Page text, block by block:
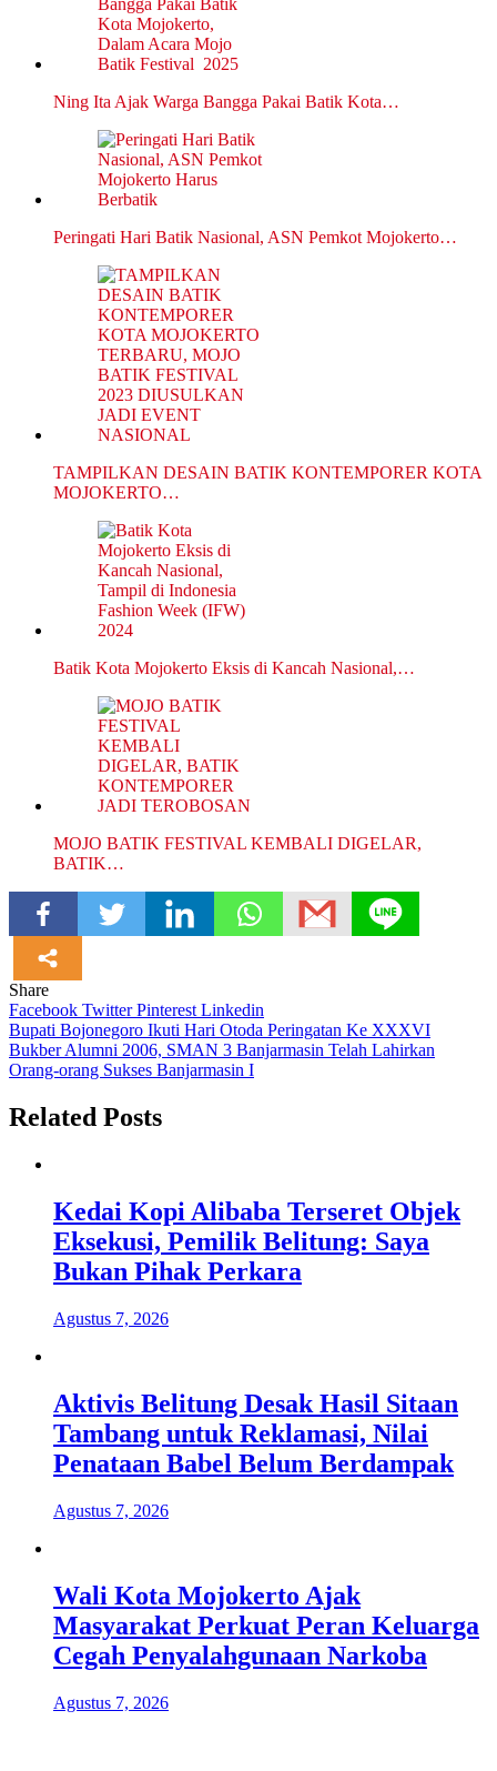
Ning Ita Ajak Warga Bangga Pakai Batik Kota…
Peringati Hari Batik Nasional, ASN Pemkot Mojokerto…
TAMPILKAN DESAIN BATIK KONTEMPORER KOTA
MOJOKERTO…
Batik Kota Mojokerto Eksis di Kancah Nasional,…
MOJO BATIK FESTIVAL KEMBALI DIGELAR,
BATIK…
Share
Facebook TwitterPinterest Linkedin
Navigasi
pos
Bupati Bojonegoro Ikuti Hari Otoda Peringatan Ke XXXVI
Bukber Alumni 2006, SMAN 3 Banjarmasin Telah Lahirkan
Orang-orang Sukses Banjarmasin I
Related Posts
Kedai Kopi Alibaba Terseret Objek
Eksekusi, Pemilik Belitung: Saya
Bukan Pihak Perkara
Agustus 7, 2026
Aktivis Belitung Desak Hasil Sitaan
Tambang untuk Reklamasi, Nilai
Penataan Babel Belum Berdampak
Agustus 7, 2026
Wali Kota Mojokerto Ajak
Masyarakat Perkuat Peran Keluarga
Cegah Penyalahgunaan Narkoba
Agustus 7, 2026